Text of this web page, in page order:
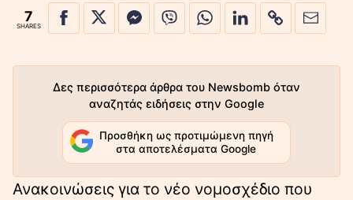
7
SHARES
Δες περισσότερα άρθρα του Newsbomb όταν
αναζητάς ειδήσεις στην Google
Προσθήκη ως προτιμώμενη πηγή
στα αποτελέσματα Google
Ανακοινώσεις για το νέο νομοσχέδιο που